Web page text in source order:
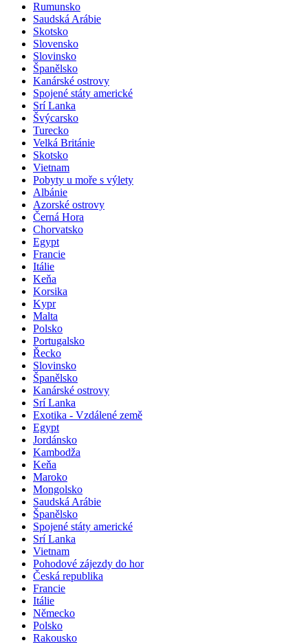
Rumunsko
Saudská Arábie
Skotsko
Slovensko
Slovinsko
Španělsko
Kanárské ostrovy
Spojené státy americké
Srí Lanka
Švýcarsko
Turecko
Velká Británie
Skotsko
Vietnam
Pobyty u moře s výlety
Albánie
Azorské ostrovy
Černá Hora
Chorvatsko
Egypt
Francie
Itálie
Keňa
Korsika
Kypr
Malta
Polsko
Portugalsko
Řecko
Slovinsko
Španělsko
Kanárské ostrovy
Srí Lanka
Exotika - Vzdálené země
Egypt
Jordánsko
Kambodža
Keňa
Maroko
Mongolsko
Saudská Arábie
Španělsko
Spojené státy americké
Srí Lanka
Vietnam
Pohodové zájezdy do hor
Česká republika
Francie
Itálie
Německo
Polsko
Rakousko